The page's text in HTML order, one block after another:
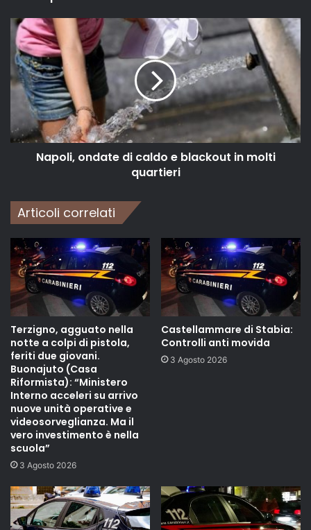
Napoli, ondate di caldo e blackout in molti
quartieri
Articoli correlati
Terzigno, agguato nella
notte a colpi di pistola,
feriti due giovani.
Buonajuto (Casa
Riformista): “Ministero
Interno acceleri su arrivo
nuove unità operative e
videosorveglianza. Ma il
vero investimento è nella
scuola”
3 Agosto 2026
Castellammare di Stabia:
Controlli anti movida
3 Agosto 2026